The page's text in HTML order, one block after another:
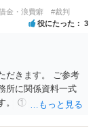
金・浪費癖 #裁判
役にたった 3
だきます。 ご参考
所に関係資料一式
。 ① このLINEの
貸付に至るまでの